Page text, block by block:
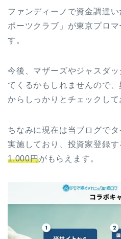
ファンディーノで資金調達
ポーツクラブ」が東京プロ
す。
今後、マザーズやジャスダ
てくるかもしれませんので
からしっかりとチェックし
ちなみに現在は当ブログで
実施しており、投資家登録
1,000円がもらえます。